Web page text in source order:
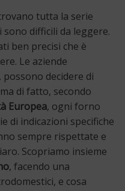
tutta la serie
difficili da leggere.
ben precisi che è
Le aziende
decidere di
di fatto, secondo
Europea, ogni forno
di indicazioni specifiche
sempre rispettate e
Scopriamo insieme
, facendo una
e cosa